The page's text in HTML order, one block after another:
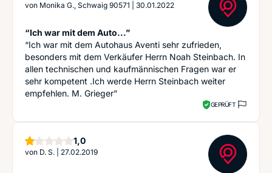
von Monika G., Schwaig 90571 30.01.2022
“Ich war mit dem Auto...”
“Ich war mit dem Autohaus Aventi sehr zufrieden,
besonders mit dem Verkäufer Herrn Noah Steinbach. In
allen technischen und kaufmännischen Fragen war er
sehr kompetent .Ich werde Herrn Steinbach weiter
empfehlen. M. Grieger”
GEPRÜFT
1,0Stern
von D. S. 27.02.2019